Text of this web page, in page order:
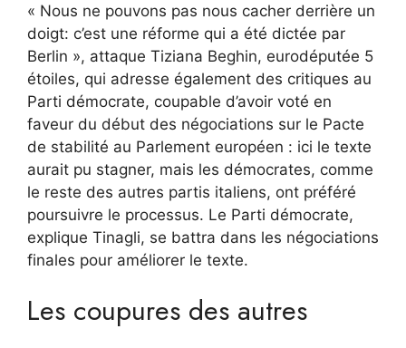
« Nous ne pouvons pas nous cacher derrière un
doigt: c’est une réforme qui a été dictée par
Berlin », attaque Tiziana Beghin, eurodéputée 5
étoiles, qui adresse également des critiques au
Parti démocrate, coupable d’avoir voté en
faveur du début des négociations sur le Pacte
de stabilité au Parlement européen : ici le texte
aurait pu stagner, mais les démocrates, comme
le reste des autres partis italiens, ont préféré
poursuivre le processus. Le Parti démocrate,
explique Tinagli, se battra dans les négociations
finales pour améliorer le texte.
Les coupures des autres